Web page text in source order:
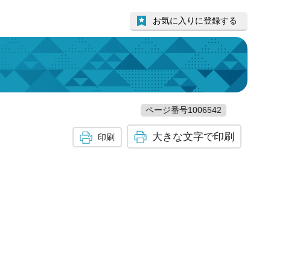
お気に入りに登録する
ページ番号1006542
印刷 大きな文字で印刷